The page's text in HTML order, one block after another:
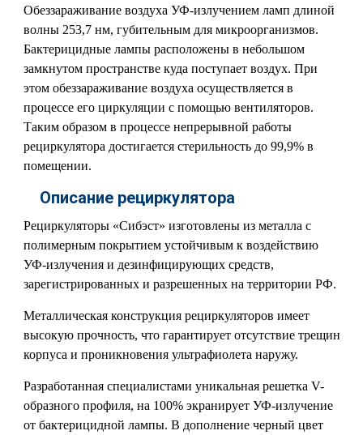
Обеззараживание воздуха УФ-излучением ламп длиной
волны 253,7 нм, губительным для микроорганизмов.
Бактерицидные лампы расположены в небольшом
замкнутом пространстве куда поступает воздух. При
этом обеззараживание воздуха осуществляется в
процессе его циркуляции с помощью вентиляторов.
Таким образом в процессе непрерывной работы
рециркулятора достигается стерильность до 99,9% в
помещении.
Описание рециркулятора
Рециркуляторы «Сибэст» изготовлены из металла с
полимерным покрытием устойчивым к воздействию
УФ-излучения и дезинфицирующих средств,
зарегистрированных и разрешенных на территории РФ.
Металлическая конструкция рециркуляторов имеет
высокую прочность, что гарантирует отсутствие трещин
корпуса и проникновения ультрафиолета наружу.
Разработанная специалистами уникальная решетка V-
образного профиля, на 100% экранирует УФ-излучение
от бактерицидной лампы. В дополнение черный цвет